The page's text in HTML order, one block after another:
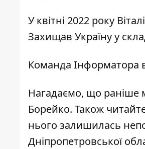
У квітні 2022 року
Захищав Україну у
Команда Інформатора
Нагадаємо, що раніше
Борейко. Також
нього залишилась
Дніпропетровської